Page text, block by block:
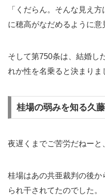
「くだらん。そんな見え
に穂高がなだめるように意
そして第750条は、結婚し
れか性を名乗ると決まりま
桂場の弱みを知る久藤
夜遅くまでご苦労だねーと
桂場はあの共亜裁判の後
られ干されてたのでした。